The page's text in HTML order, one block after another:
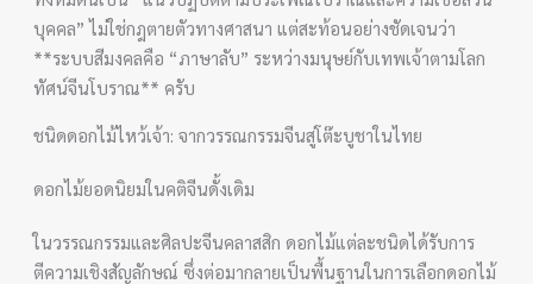
บุคคล” ไม่ใช่กฎตายตัวทางศาสนา แต่สะท้อนอย่างชัดเจนว่า
**ระบบสีมงคลคือ “ภาษาลับ” ระหว่างมนุษย์กับเทพเจ้าตามโลก
ทัศน์จีนโบราณ** ครับ
ชนิดดอกไม้ไหว้เจ้า: จากวรรณกรรมจีนสู่โต๊ะบูชาในไทย
ดอกไม้ยอดนิยมในคติจีนดั้งเดิม
ในวรรณกรรมและศิลปะจีนคลาสสิก ดอกไม้แต่ละชนิดได้รับการ
ตีความเชิงสัญลักษณ์ ซึ่งต่อมากลายเป็นพื้นฐานในการเลือกดอกไม้